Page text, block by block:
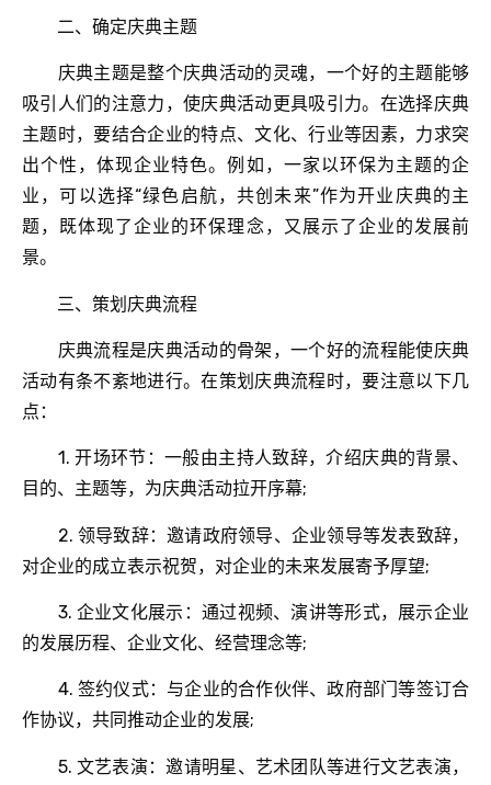
二、确定庆典主题
庆典主题是整个庆典活动的灵魂，一个好的主题能够
吸引人们的注意力，使庆典活动更具吸引力。在选择庆典
主题时，要结合企业的特点、文化、行业等因素，力求突
出个性，体现企业特色。例如，一家以环保为主题的企
业，可以选择“绿色启航，共创未来”作为开业庆典的主
题，既体现了企业的环保理念，又展示了企业的发展前
景。
三、策划庆典流程
庆典流程是庆典活动的骨架，一个好的流程能使庆典
活动有条不紊地进行。在策划庆典流程时，要注意以下几
点：
1. 开场环节：一般由主持人致辞，介绍庆典的背景、
目的、主题等，为庆典活动拉开序幕;
2. 领导致辞：邀请政府领导、企业领导等发表致辞，
对企业的成立表示祝贺，对企业的未来发展寄予厚望;
3. 企业文化展示：通过视频、演讲等形式，展示企业
的发展历程、企业文化、经营理念等;
4. 签约仪式：与企业的合作伙伴、政府部门等签订合
作协议，共同推动企业的发展;
5. 文艺表演：邀请明星、艺术团队等进行文艺表演，